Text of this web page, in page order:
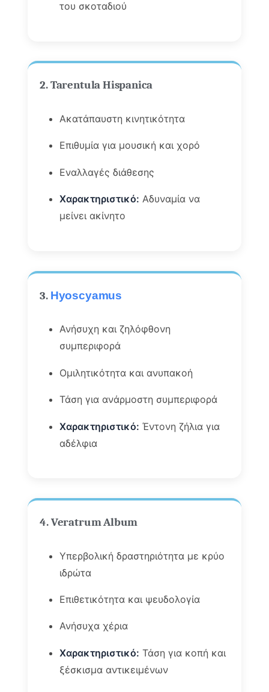
του σκοταδιού
2. Tarentula Hispanica
Ακατάπαυστη κινητικότητα
Επιθυμία για μουσική και χορό
Εναλλαγές διάθεσης
Χαρακτηριστικό: Αδυναμία να
μείνει ακίνητο
3. Hyoscyamus
Ανήσυχη και ζηλόφθονη
συμπεριφορά
Ομιλητικότητα και ανυπακοή
Τάση για ανάρμοστη συμπεριφορά
Χαρακτηριστικό: Έντονη ζήλια για
αδέλφια
4. Veratrum Album
Υπερβολική δραστηριότητα με κρύο
ιδρώτα
Επιθετικότητα και ψευδολογία
Ανήσυχα χέρια
Χαρακτηριστικό: Τάση για κοπή και
ξέσκισμα αντικειμένων